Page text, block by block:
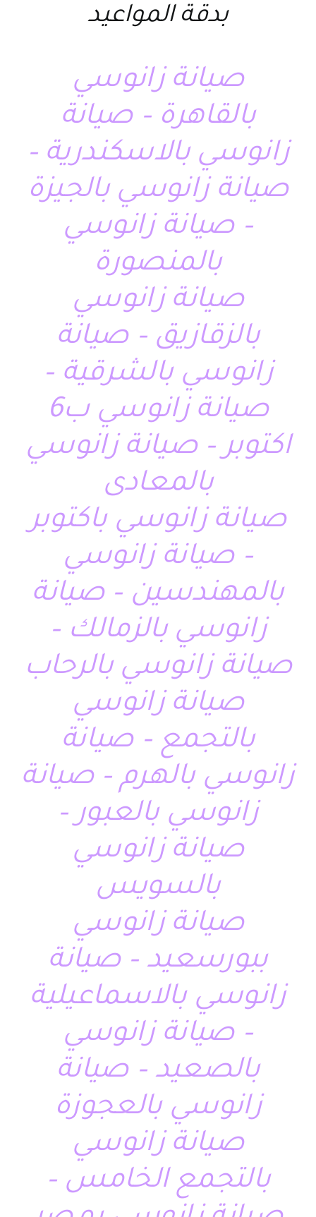
بدقة المواعيد
صيانة زانوسي
بالقاهرة – صيانة
زانوسي بالاسكندرية –
صيانة زانوسي بالجيزة
– صيانة زانوسي
بالمنصورة
صيانة زانوسي
بالزقازيق – صيانة
زانوسي بالشرقية –
صيانة زانوسي ب6
اكتوبر – صيانة زانوسي
بالمعادى
صيانة زانوسي باكتوبر
– صيانة زانوسي
بالمهندسين – صيانة
زانوسي بالزمالك –
صيانة زانوسي بالرحاب
صيانة زانوسي
بالتجمع – صيانة
زانوسي بالهرم – صيانة
زانوسي بالعبور –
صيانة زانوسي
بالسويس
صيانة زانوسي
ببورسعيد – صيانة
زانوسي بالاسماعيلية
– صيانة زانوسي
بالصعيد – صيانة
زانوسي بالعجوزة
صيانة زانوسي
بالتجمع الخامس –